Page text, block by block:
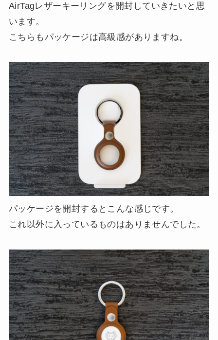
AirTagレザーキーリングを開封していきたいと思
います。
こちらもパッケージは高級感がありますね。
パッケージを開封するとこんな感じです。
これ以外に入っているものはありませんでした。